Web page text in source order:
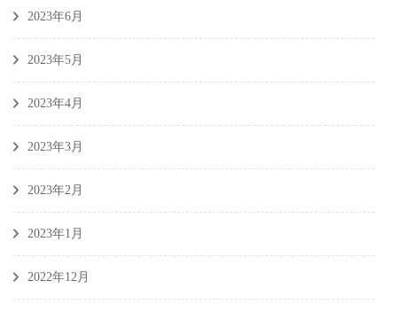
2023年6月
2023年5月
2023年4月
2023年3月
2023年2月
2023年1月
2022年12月